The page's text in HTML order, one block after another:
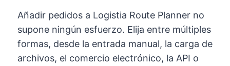
Añadir pedidos a Logistia Route Planner no
supone ningún esfuerzo. Elija entre múltiples
formas, desde la entrada manual, la carga de
archivos, el comercio electrónico, la API o